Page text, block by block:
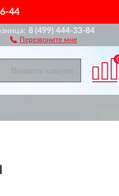
44
ДОСТАВИМ ПО ВСЕЙ
8 (499) 444-33-84
Перезвоните мне